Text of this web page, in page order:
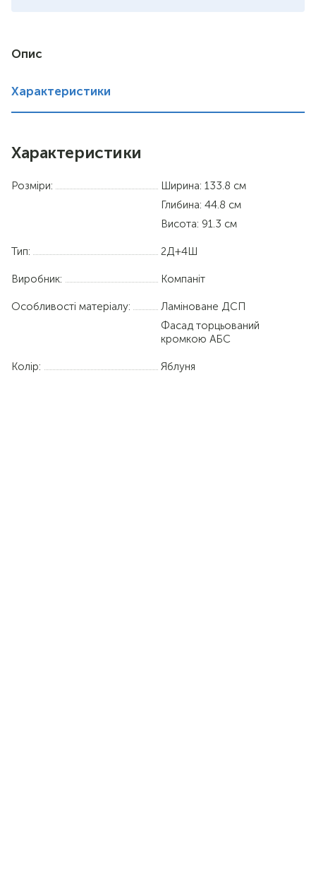
Опис
Характеристики
Характеристики
Розміри:
Ширина: 133.8 см
Глибина: 44.8 см
Висота: 91.3 см
Тип: 2Д+4Ш
Виробник: Компаніт
Особливості матеріалу:
Ламіноване ДСП
Фасад торцьований
кромкою АБС
Колір: Яблуня